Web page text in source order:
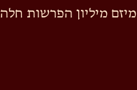
מיזם מיליון הפרשות חלה